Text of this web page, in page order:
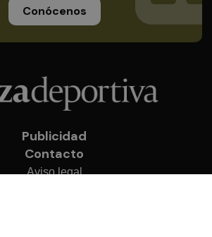
Conócenos
Publicidad
Contacto
Aviso legal